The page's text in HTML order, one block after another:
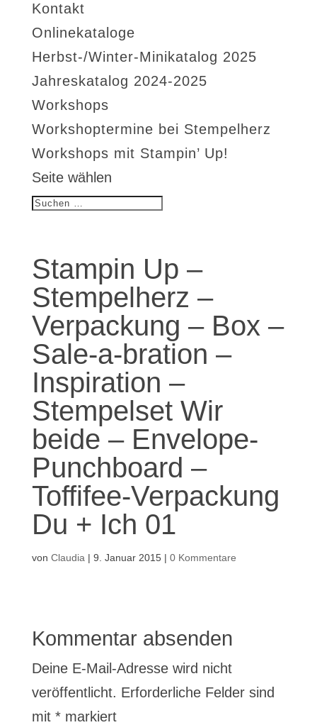
Kontakt
Onlinekataloge
Herbst-/Winter-Minikatalog 2025
Jahreskatalog 2024-2025
Workshops
Workshoptermine bei Stempelherz
Workshops mit Stampin’ Up!
Seite wählen
Stampin Up –
Stempelherz –
Verpackung – Box –
Sale-a-bration –
Inspiration –
Stempelset Wir
beide – Envelope-
Punchboard –
Toffifee-Verpackung
Du + Ich 01
von Claudia | 9. Januar 2015| 0 Kommentare
Kommentar absenden
Deine E-Mail-Adresse wird nicht
veröffentlicht. Erforderliche Felder sind
mit *markiert